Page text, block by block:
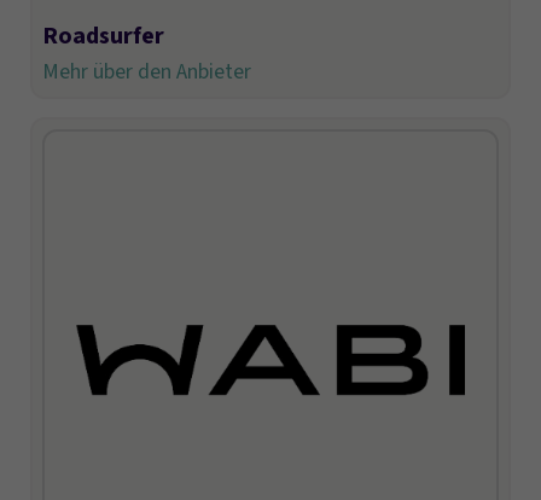
Roadsurfer
Mehr über den Anbieter